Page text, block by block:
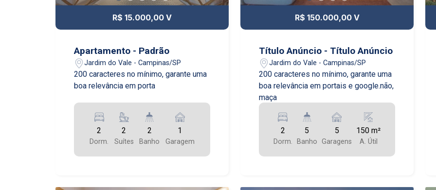
R$ 15.000,00 V
Apartamento - Padrão
Jardim do Vale - Campinas/SP
200 caracteres no mínimo, garante uma
boa relevância em porta
2
Dorm.
2
Suítes
2
Banho
1
Garagem
R$ 150.000,00 V
Título Anúncio - Título Anúncio
Jardim do Vale - Campinas/SP
200 caracteres no mínimo, garante uma
boa relevância em portais e google.não,
maça
2
Dorm.
5
Banho
5
Garagens
150 m²
A. Útil